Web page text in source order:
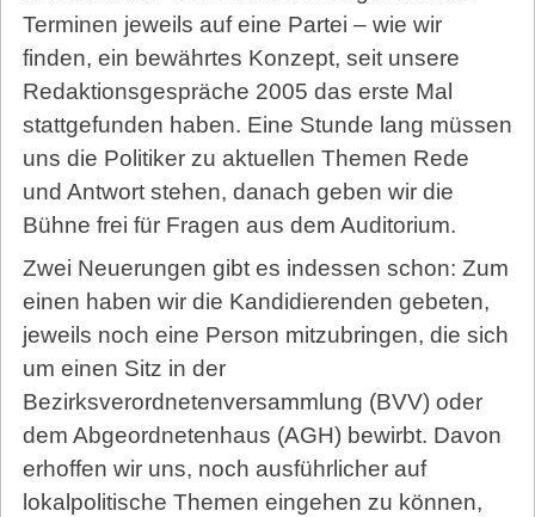
Terminen jeweils auf eine Partei – wie wir
finden, ein bewährtes Konzept, seit unsere
Redaktionsgespräche 2005 das erste Mal
stattgefunden haben. Eine Stunde lang müssen
uns die Politiker zu aktuellen Themen Rede
und Antwort stehen, danach geben wir die
Bühne frei für Fragen aus dem Auditorium.
Zwei Neuerungen gibt es indessen schon: Zum
einen haben wir die Kandidierenden gebeten,
jeweils noch eine Person mitzubringen, die sich
um einen Sitz in der
Bezirksverordnetenversammlung (BVV) oder
dem Abgeordnetenhaus (AGH) bewirbt. Davon
erhoffen wir uns, noch ausführlicher auf
lokalpolitische Themen eingehen zu können,